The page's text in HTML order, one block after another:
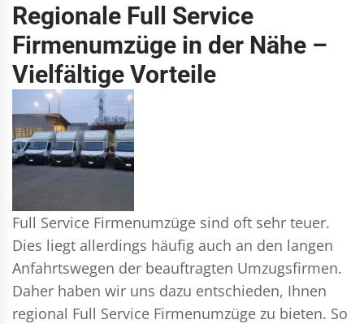
Regionale Full Service
Firmenumzüge in der Nähe –
Vielfältige Vorteile
Full Service Firmenumzüge sind oft sehr teuer.
Dies liegt allerdings häufig auch an den langen
Anfahrtswegen der beauftragten Umzugsfirmen.
Daher haben wir uns dazu entschieden, Ihnen
regional Full Service Firmenumzüge zu bieten. So